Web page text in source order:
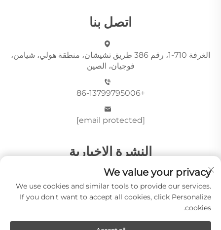
اتصل بنا
الغرفة 710-1، رقم 386 طريق تشيشان، منطقة هولي، شيامن،
فوجيان، الصين
+86-13799795006
[email protected]
النشرة الإخبارية
أرسِل
We value your privacy
We use cookies and similar tools to provide our services.
If you don't want to accept all cookies, click Personalize
cookies.